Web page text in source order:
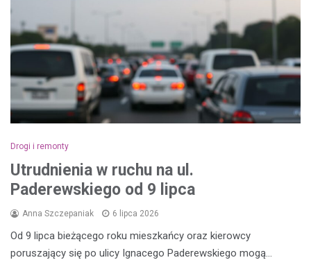
Drogi i remonty
Utrudnienia w ruchu na ul.
Paderewskiego od 9 lipca
Anna Szczepaniak 6 lipca 2026
Od 9 lipca bieżącego roku mieszkańcy oraz kierowcy
poruszający się po ulicy Ignacego Paderewskiego mogą…